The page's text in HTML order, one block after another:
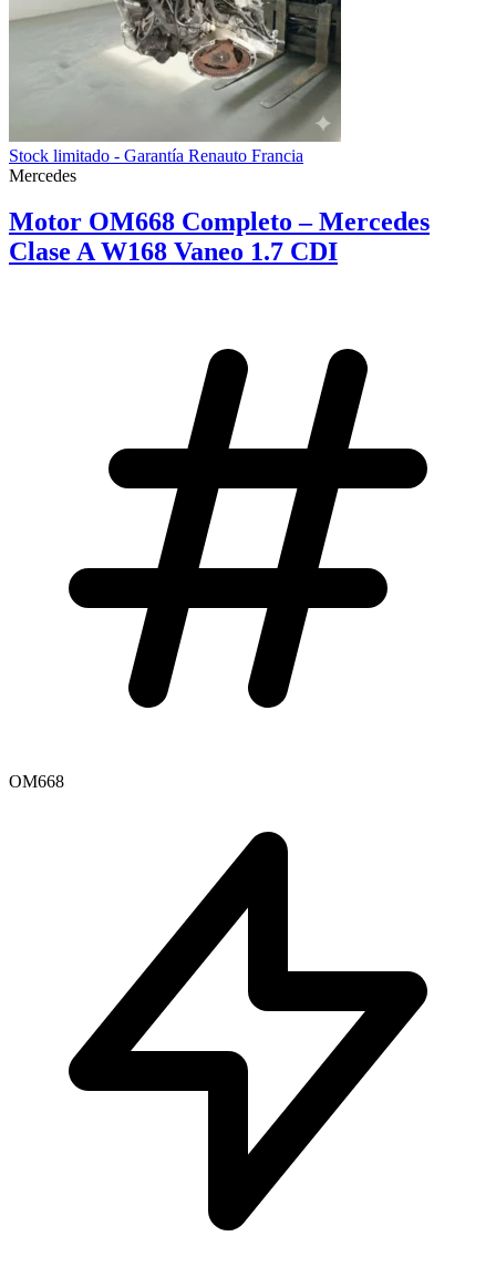
Stock limitado - Garantía Renauto Francia
Mercedes
Motor OM668 Completo – Mercedes
Clase A W168 Vaneo 1.7 CDI
OM668